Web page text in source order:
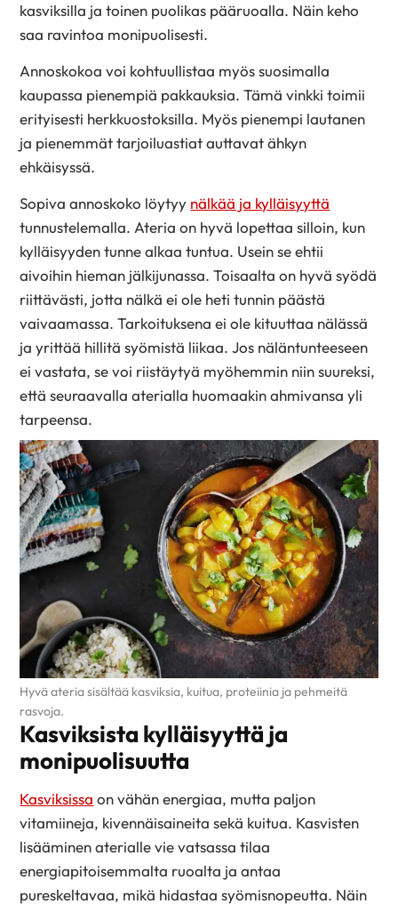
kasviksilla ja toinen puolikas pääruoalla. Näin keho
saa ravintoa monipuolisesti.
Annoskokoa voi kohtuullistaa myös suosimalla
kaupassa pienempiä pakkauksia. Tämä vinkki toimii
erityisesti herkkuostoksilla. Myös pienempi lautanen
ja pienemmät tarjoiluastiat auttavat ähkyn
ehkäisyssä.
Sopiva annoskoko löytyy nälkää ja kylläisyyttä
tunnustelemalla. Ateria on hyvä lopettaa silloin, kun
kylläisyyden tunne alkaa tuntua. Usein se ehtii
aivoihin hieman jälkijunassa. Toisaalta on hyvä syödä
riittävästi, jotta nälkä ei ole heti tunnin päästä
vaivaamassa. Tarkoituksena ei ole kituuttaa nälässä
ja yrittää hillitä syömistä liikaa. Jos näläntunteeseen
ei vastata, se voi riistäytyä myöhemmin niin suureksi,
että seuraavalla aterialla huomaakin ahmivansa yli
tarpeensa.
Hyvä ateria sisältää kasviksia, kuitua, proteiinia ja pehmeitä
rasvoja.
Kasviksista kylläisyyttä ja
monipuolisuutta
Kasviksissa on vähän energiaa, mutta paljon
vitamiineja, kivennäisaineita sekä kuitua. Kasvisten
lisääminen aterialle vie vatsassa tilaa
energiapitoisemmalta ruoalta ja antaa
pureskeltavaa, mikä hidastaa syömisnopeutta. Näin